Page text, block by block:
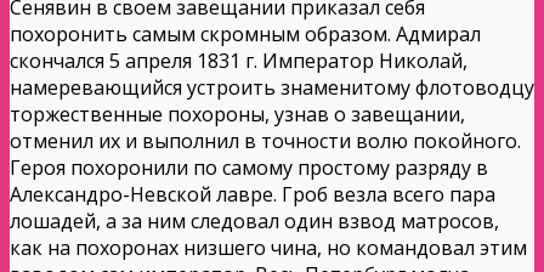
Сенявин в своем завещании приказал себя
похоронить самым скромным образом. Адмирал
скончался 5 апреля 1831 г. Император Николай,
намеревающийся устроить знаменитому флотоводцу
торжественные похороны, узнав о завещании,
отменил их и выполнил в точности волю покойного.
Героя похоронили по самому простому разряду в
Александро-Невской лавре. Гроб везла всего пара
лошадей, а за ним следовал один взвод матросов,
как на похоронах низшего чина, но командовал этим